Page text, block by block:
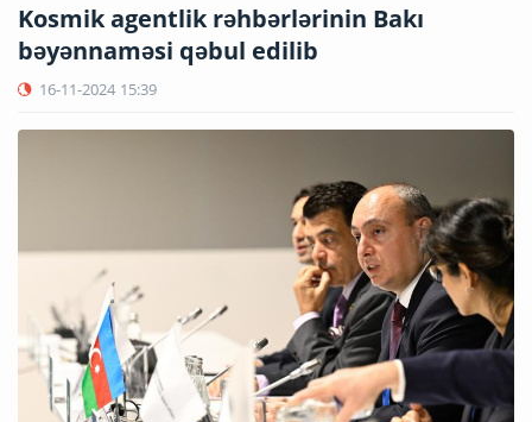
Kosmik agentlik rəhbərlərinin Bakı
bəyənnaməsi qəbul edilib
16-11-2024 15:39